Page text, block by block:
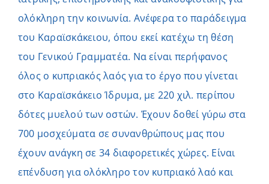
ολόκληρη την κοινωνία. Ανέφερα το παράδειγμα
του Καραϊσκάκειου, όπου εκεί κατέχω τη θέση
του Γενικού Γραμματέα. Να είναι περήφανος
όλος ο κυπριακός λαός για το έργο που γίνεται
στο Καραϊσκάκειο Ίδρυμα, με 220 χιλ. περίπου
δότες μυελού των οστών. Έχουν δοθεί γύρω στα
700 μοσχεύματα σε συνανθρώπους μας που
έχουν ανάγκη σε 34 διαφορετικές χώρες. Είναι
επένδυση για ολόκληρο τον κυπριακό λαό και